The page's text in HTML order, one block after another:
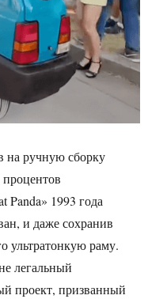
на ручную сборку
процентов
Panda» 1993 года
и даже сохранив
ультратонкую раму.
легальный
проект, призванный